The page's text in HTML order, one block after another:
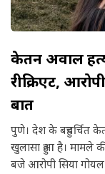
केतन अग्रवाल
रीक्रिएट,
बात
पुणे। देश के बहुचर्चित
खुलासा हुआ है। मामले
बजे आरोपी सिया